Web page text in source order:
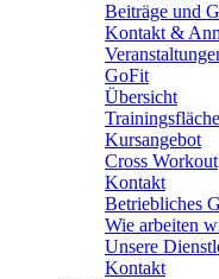
Beiträge und
Kontakt &
GoFit
Übersicht
Trainingsfläche
Kursangebot
Cross Workout
Kontakt
Betriebliches
Wie arbeiten
Unsere
Kontakt